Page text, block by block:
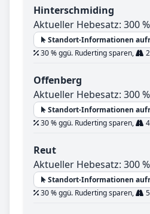
Hinterschmiding
Aktueller Hebesatz: 300 %
Standort-Informationen
30 % ggü. Ruderting sparen,
Offenberg
Aktueller Hebesatz: 300 %
Standort-Informationen
30 % ggü. Ruderting sparen,
Reut
Aktueller Hebesatz: 300 %
Standort-Informationen
30 % ggü. Ruderting sparen,